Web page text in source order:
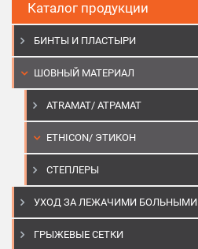
Каталог продукции
БИНТЫ И ПЛАСТЫРИ
ШОВНЫЙ МАТЕРИАЛ
ATRAMAT/ АТРАМАТ
ETHICON/ ЭТИКОН
СТЕПЛЕРЫ
УХОД ЗА ЛЕЖАЧИМИ БОЛЬНЫМИ
ГРЫЖЕВЫЕ СЕТКИ